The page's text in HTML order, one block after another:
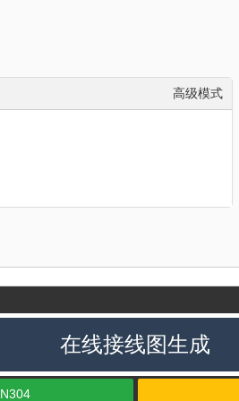
高级模式
在线接线图生成